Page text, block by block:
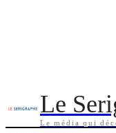
Le
Le média qui